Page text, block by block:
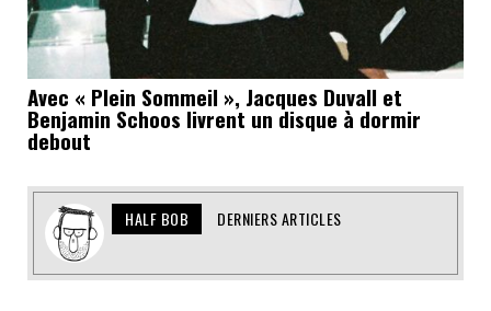
Avec « Plein Sommeil », Jacques Duvall et
Benjamin Schoos livrent un disque à dormir
debout
HALF BOB DERNIERS ARTICLES